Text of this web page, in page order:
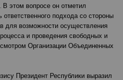
этом вопросе он отметил
подхода со стороны
для возможности осуществления
и проведения свободных и
Организации Объединенных
Президент Республики выразил